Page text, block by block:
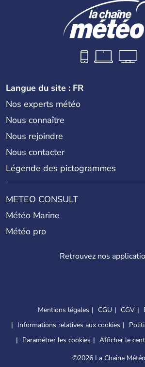
Langue du site : FR
Nos experts météo
Nous connaître
Nous rejoindre
Nous contacter
Légende des pictogrammes
METEO CONSULT
Météo Marine
Météo pro
Retrouvez nos
Mentions légales CGU CGV
Informations relatives aux cookies
Paramétrer les cookies
Afficher le
©2026 La Chaîne Météo